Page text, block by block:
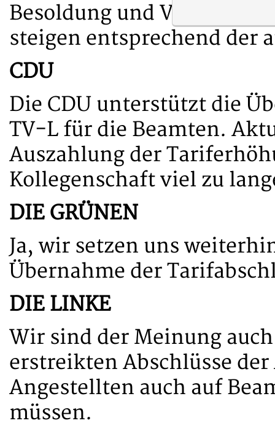
Besoldung und
steigen entsprechend der
CDU
Die CDU unterstützt die
TV-L für die Beamten.
Auszahlung der
Kollegenschaft viel zu
DIE GRÜNEN
Ja, wir setzen uns
Übernahme der
DIE LINKE
Wir sind der Meinung
erstreikten Abschlüsse
Angestellten auch auf
müssen.